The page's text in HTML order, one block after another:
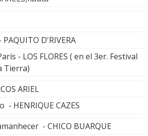
D'RIVERA
- LOS FLORES ( en el 3er. Festival
Tierra)
ARIEL
- HENRIQUE CAZES
- CHICO BUARQUE